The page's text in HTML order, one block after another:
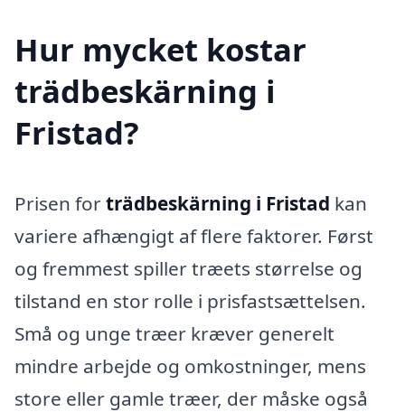
Hur mycket kostar
trädbeskärning i
Fristad?
Prisen forträdbeskärning i Fristad kan
variere afhængigt af flere faktorer. Først
og fremmest spiller træets størrelse og
tilstand en stor rolle i prisfastsættelsen.
Små og unge træer kræver generelt
mindre arbejde og omkostninger, mens
store eller gamle træer, der måske også